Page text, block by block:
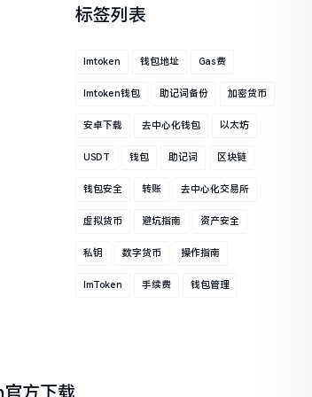
标签列表
Imtoken 钱包地址 Gas费
Imtoken钱包 助记词备份 加密货币
安卓下载 去中心化钱包 以太坊
USDT 钱包 助记词 区块链
钱包安全 转账 去中心化交易所
虚拟货币 避坑指南 资产安全
私钥 数字货币 操作指南
ImToken 手续费 钱包管理